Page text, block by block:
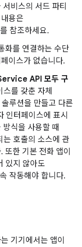
비스의 서드 파티
용은
를 참조하세요.
화를 연결하는 수단
이스가 없습니다.
API 모두 구
를 갖춘 자체
루션을 만들고 다른
인터페이스에 표시
식을 사용할 때
는 호출의 소스에 관
또한 기본 전화 앱이
있지 않아도
작동해야 합니다.
기기에서는 앱이